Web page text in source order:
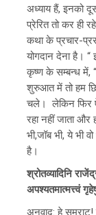
अध्याय हैं, इनको
प्रेरित तो कर ही
कथा के प्रचार-
योगदान देना है।
कृष्ण के सम्बन्ध में, “
शुरुआत में तो हम
चले। लेकिन फिर
रहा नहीं जाता
भी,जॉब भी, ये भी
है।
श्रोतव्यादिनि
अपश्यतमात्मत्त्वं
अनुवाद: हे सम्राट!